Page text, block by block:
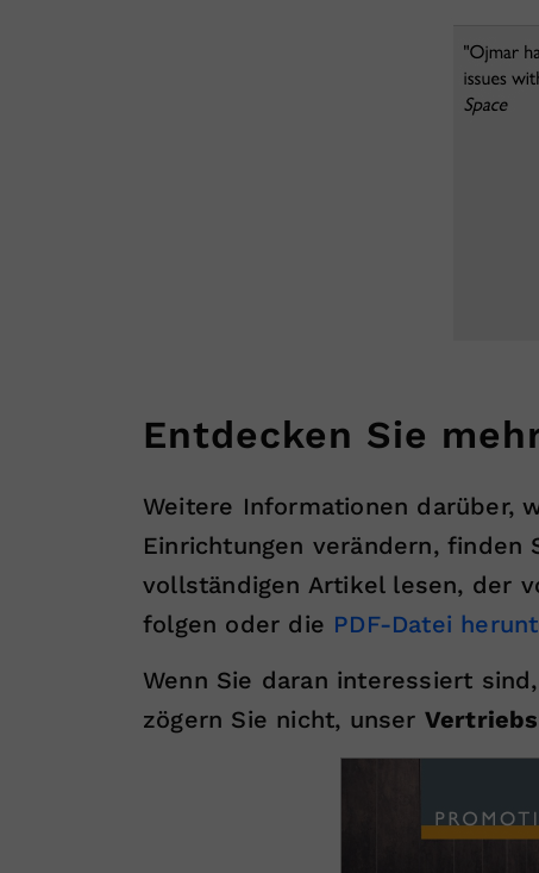
Entdecken Sie
Weitere Informationen darüber,
Einrichtungen verändern, finden
vollständigen Artikel lesen, der
folgen oder die PDF-Datei
Wenn Sie daran interessiert
zögern Sie nicht, unser